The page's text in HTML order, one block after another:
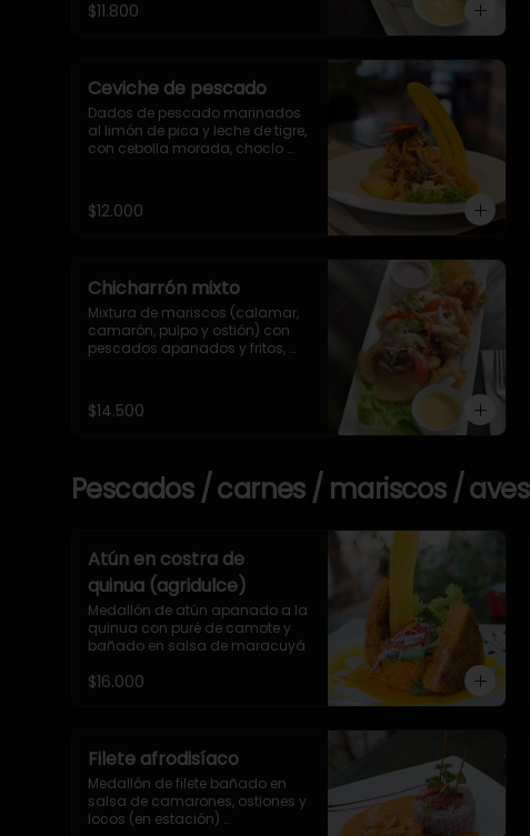
artesanal.
$11.800
Ceviche de pescado
Dados de pescado marinados
al limón de pica y leche de tigre,
con cebolla morada, choclo
$12.000
Chicharrón mixto
Mixtura de mariscos (calamar,
camarón, pulpo y ostión) con
pescados apanados y fritos,
de la casa
$14.500
Pescados / carnes / mariscos / aves
Atún en costra de
quinua (agridulce)
Medallón de atún apanado a la
quinua con puré de camote y
bañado en salsa de maracuyá
$16.000
Filete afrodisíaco
Medallón de filete bañado en
salsa de camarones, ostiones y
locos (en estación)